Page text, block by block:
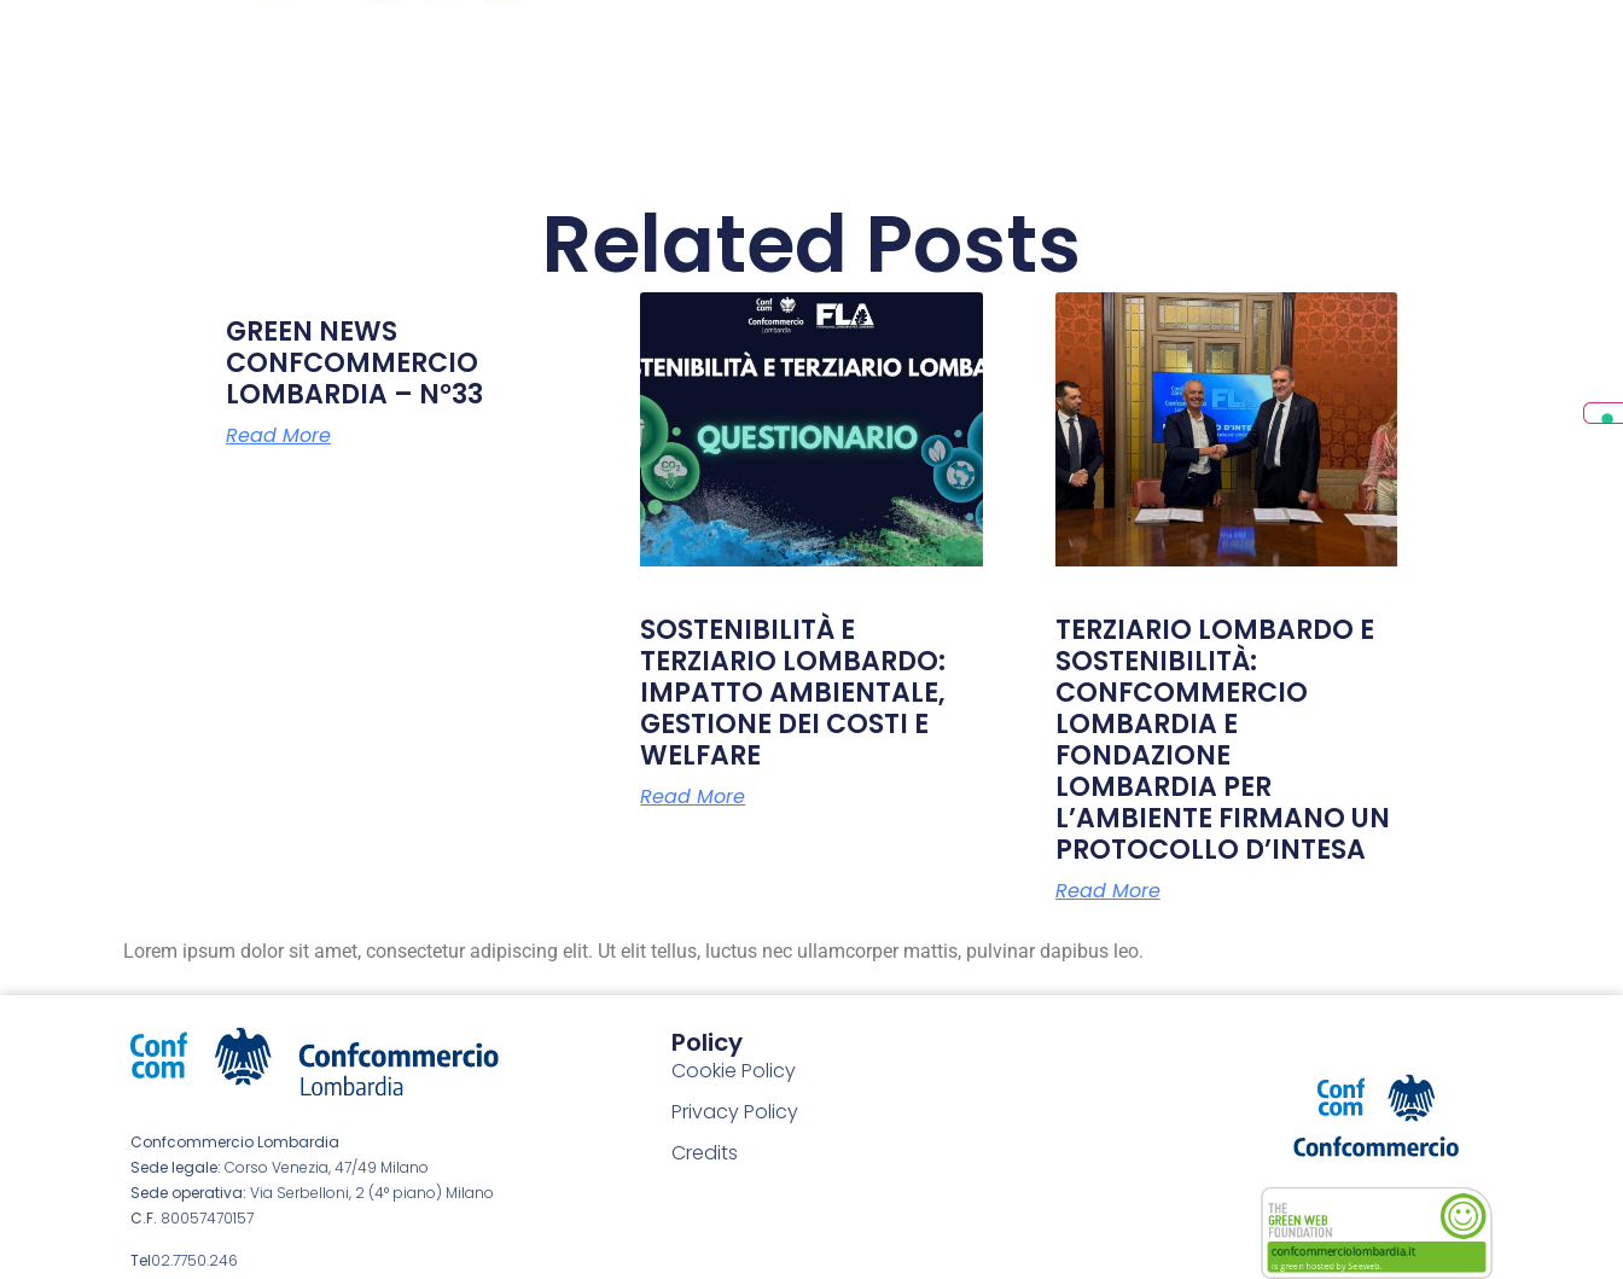
Related Posts
GREEN NEWS
CONFCOMMERCIO
LOMBARDIA – N°33
Read More
SOSTENIBILITÀ E
TERZIARIO LOMBARDO:
IMPATTO AMBIENTALE,
GESTIONE DEI COSTI E
WELFARE
Read More
TERZIARIO LOMBARDO E
SOSTENIBILITÀ:
CONFCOMMERCIO
LOMBARDIA E
FONDAZIONE
LOMBARDIA PER
L’AMBIENTE FIRMANO UN
PROTOCOLLO D’INTESA
Read More
Lorem ipsum dolor sit amet, consectetur adipiscing elit. Ut elit tellus, luctus nec ullamcorper mattis, pulvinar dapibus leo.
Confcommercio Lombardia
Sede legale: Corso Venezia, 47/49 Milano
Sede operativa: Via Serbelloni, 2 (4° piano) Milano
C.F. 80057470157
Tel02.7750.246
Policy
Cookie Policy
Privacy Policy
Credits